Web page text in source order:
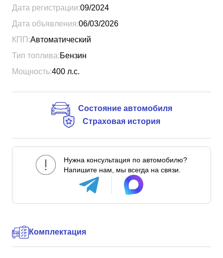
Дата регистрации:09/2024
Дата объявления:06/03/2026
КПП:Автоматический
Тип топлива:Бензин
Мощность:400 л.с.
Состояние автомобиля
Страховая история
Нужна консультация по автомобилю?
Напишите нам, мы всегда на связи.
Комплектация